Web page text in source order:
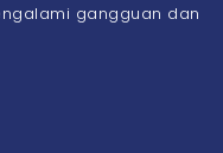
gangguan dan